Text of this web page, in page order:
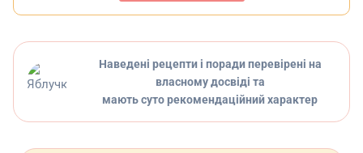
Наведені рецепти і поради перевірені на
власному досвіді та
мають суто рекомендаційний характер